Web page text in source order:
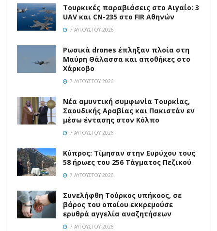
Τουρκικές παραβιάσεις στο Αιγαίο: 3
UAV και CN-235 στο FIR Αθηνών
7 ΑΥΓΟΎΣΤΟΥ 2026
Ρωσικά drones έπληξαν πλοία στη
Μαύρη Θάλασσα και αποθήκες στο
Χάρκοβο
7 ΑΥΓΟΎΣΤΟΥ 2026
Νέα αμυντική συμφωνία Τουρκίας,
Σαουδικής Αραβίας και Πακιστάν εν
μέσω έντασης στον Κόλπο
7 ΑΥΓΟΎΣΤΟΥ 2026
Κύπρος: Τίμησαν στην Ευρύχου τους
58 ήρωες του 256 Τάγματος Πεζικού
7 ΑΥΓΟΎΣΤΟΥ 2026
Συνελήφθη Τούρκος υπήκοος, σε
βάρος του οποίου εκκρεμούσε
ερυθρά αγγελία αναζητήσεων
7 ΑΥΓΟΎΣΤΟΥ 2026